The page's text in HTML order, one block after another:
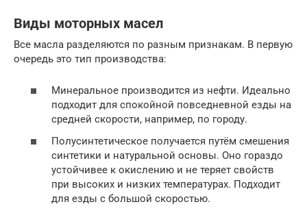
Виды моторных масел
Все масла разделяются по разным признакам. В первую
очередь это тип производства:
Минеральное производится из нефти. Идеально
подходит для спокойной повседневной езды на
средней скорости, например, по городу.
Полусинтетическое получается путём смешения
синтетики и натуральной основы. Оно гораздо
устойчивее к окислению и не теряет свойств
при высоких и низких температурах. Подходит
для езды с большой скоростью.